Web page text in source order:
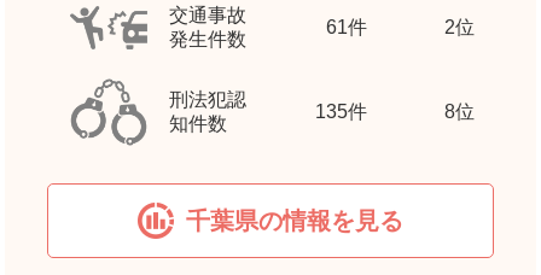
交通事故
発生件数
61件 2位
刑法犯認
知件数
135件 8位
千葉県の情報を見る